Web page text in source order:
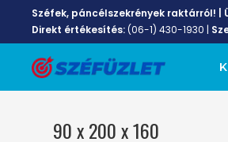
Széfek, páncélszekrények raktárról! |
Direkt értékesítés:(06-1) 430-1930 |
90 x 200 x 160